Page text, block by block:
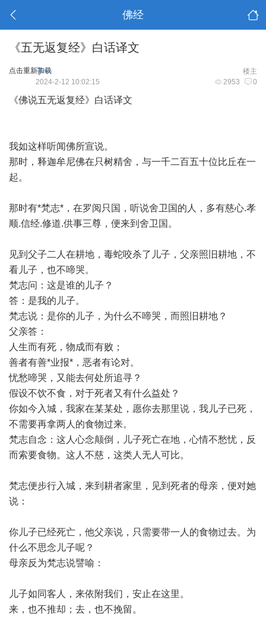
佛经
《五无返复经》白话译文
点击重新加载 楼主
子一
2953 0
2024-2-12 10:02:15
《佛说五无返复经》白话译文
我如这样听闻佛所宣说。
那时，释迦牟尼佛在只树精舍，与一千二百五十位比丘在一
起。
那时有*梵志*，在罗阅只国，听说舍卫国的人，多有慈心.孝
顺.信经.修道.供事三尊，便来到舍卫国。
见到父子二人在耕地，毒蛇咬杀了儿子，父亲照旧耕地，不
看儿子，也不啼哭。
梵志问：这是谁的儿子？
答：是我的儿子。
梵志说：是你的儿子，为什么不啼哭，而照旧耕地？
父亲答：
人生而有死，物成而有败；
善者有善*业报*，恶者有论对。
忧愁啼哭，又能去何处所追寻？
假设不饮不食，对于死者又有什么益处？
你如今入城，我家在某某处，愿你去那里说，我儿子已死，
不需要再拿两人的食物过来。
梵志自念：这人心念颠倒，儿子死亡在地，心情不愁忧，反
而索要食物。这人不慈，这类人无人可比。
梵志便步行入城，来到耕者家里，见到死者的母亲，便对她
说：
你儿子已经死亡，他父亲说，只需要带一人的食物过去。为
什么不思念儿子呢？
母亲反为梵志说譬喻：
儿子如同客人，来依附我们，安止在这里。
来，也不推却；去，也不挽留。